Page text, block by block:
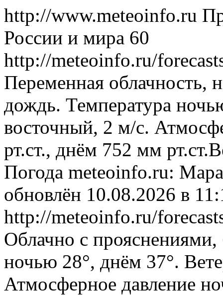
http://www.meteoinfo.ru
России и мира 60
http://meteoinfo.ru/
Переменная облачность,
дождь. Температура
восточный, 2 м/с.
рт.ст., днём 752 мм
Погода meteoinfo.ru:
обновлён 10.08.2026 в
http://meteoinfo.ru/
Облачно с прояснениями,
ночью 28°, днём 37°.
Атмосферное давление